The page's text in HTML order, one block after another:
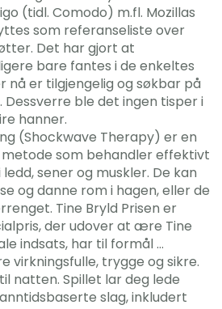
(tidl. Comodo) m.fl. Mozillas
som referanseliste over
Det har gjort at
bare fantes i de enkeltes
nå er tilgjengelig og søkbar på
ble det ingen tisper i
hanner.
(Shockwave Therapy) er en
som behandler effektivt
sener og muskler. De kan
og danne rom i hagen, eller de
Tine Bryld Prisen er
der udover at ære Tine
indsats, har til formål …
virkningsfulle, trygge og sikre.
natten. Spillet lar deg lede
slag, inkludert